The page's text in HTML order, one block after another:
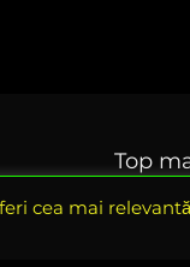
Top
cea mai